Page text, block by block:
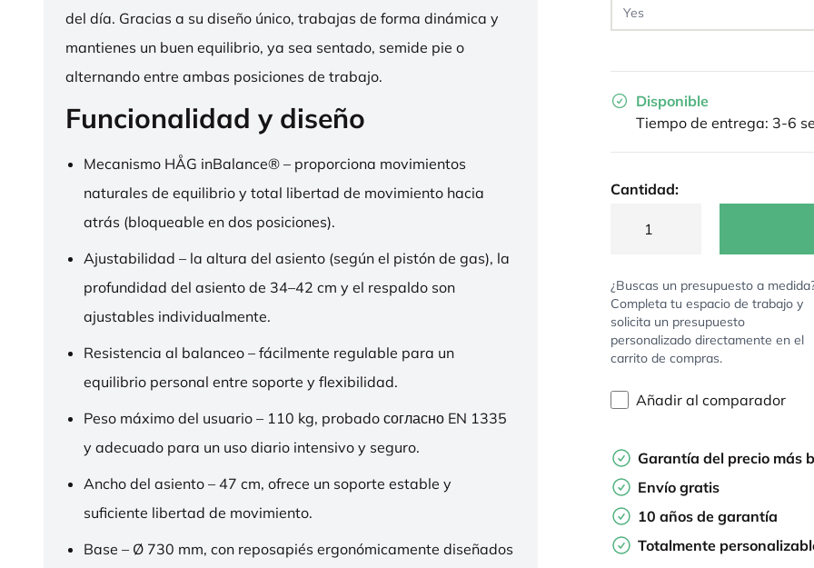
del día. Gracias a su diseño único, trabajas de forma dinámica y
mantienes un buen equilibrio, ya sea sentado, semide pie o
alternando entre ambas posiciones de trabajo.
Funcionalidad y diseño
Mecanismo HÅG inBalance® – proporciona movimientos
naturales de equilibrio y total libertad de movimiento hacia
atrás (bloqueable en dos posiciones).
Ajustabilidad – la altura del asiento (según el pistón de gas), la
profundidad del asiento de 34–42 cm y el respaldo son
ajustables individualmente.
Resistencia al balanceo – fácilmente regulable para un
equilibrio personal entre soporte y flexibilidad.
Peso máximo del usuario – 110 kg, probado согласно EN 1335
y adecuado para un uso diario intensivo y seguro.
Ancho del asiento – 47 cm, ofrece un soporte estable y
suficiente libertad de movimiento.
Base – Ø 730 mm, con reposapiés ergonómicamente diseñados
Disponible
Tiempo de entrega: 3-6
Cantidad:
¿Buscas un presupuesto a
Completa tu espacio de trabajo y
solicita un presupuesto
personalizado directamente en el
carrito de compras.
Añadir al comparador
Garantía del precio más
Envío gratis
10 años de garantía
Totalmente